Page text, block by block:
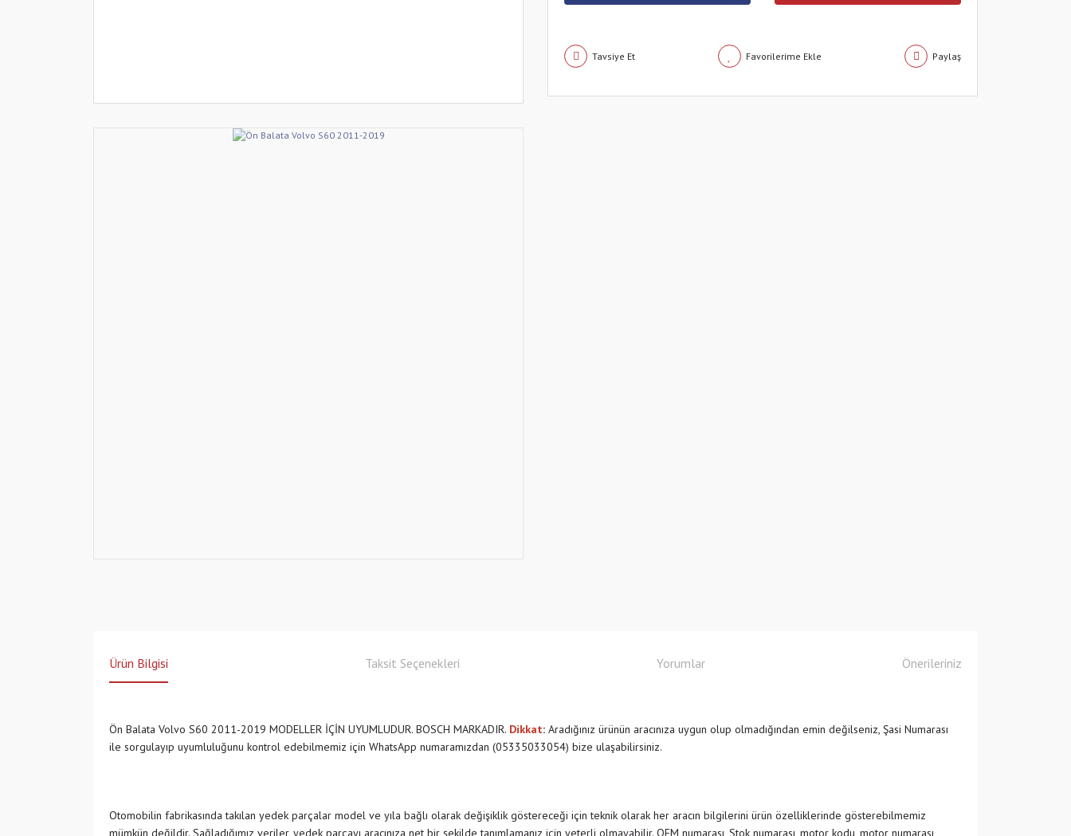
Tavsiye Et Paylaş
Ürün Bilgisi Taksit Seçenekleri Yorumlar Önerileriniz
Ön Balata Volvo S60 2011-2019 MODELLER İÇİN UYUMLUDUR. BOSCH MARKADIR. Dikkat: Aradığınız ürünün aracınıza uygun olup olmadığından emin değilseniz, Şasi Numarası
ile sorgulayıp uyumluluğunu kontrol edebilmemiz için WhatsApp numaramızdan (05335033054) bize ulaşabilirsiniz.
Otomobilin fabrikasında takılan yedek parçalar model ve yıla bağlı olarak değişiklik göstereceği için teknik olarak her aracın bilgilerini ürün özelliklerinde gösterebilmemiz
mümkün değildir. Sağladığımız veriler, yedek parçayı aracınıza net bir şekilde tanımlamanız için yeterli olmayabilir. OEM numarası, Stok numarası, motor kodu, motor numarası,